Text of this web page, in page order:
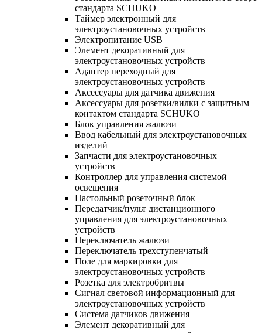
стандарта SCHUKO
Таймер электронный для
электроустановочных устройств
Электропитание USB
Элемент декоративный для
электроустановочных устройств
Адаптер переходный для
электроустановочных устройств
Аксессуары для датчика движения
Аксессуары для розетки/вилки с защитным
контактом стандарта SCHUKO
Блок управления жалюзи
Ввод кабельный для электроустановочных
изделий
Запчасти для электроустановочных
устройств
Контроллер для управления системой
освещения
Настольный розеточный блок
Передатчик/пульт дистанционного
управления для электроустановочных
устройств
Переключатель жалюзи
Переключатель трехступенчатый
Поле для маркировки для
электроустановочных устройств
Розетка для электробритвы
Сигнал световой информационный для
электроустановочных устройств
Система датчиков движения
Элемент декоративный для